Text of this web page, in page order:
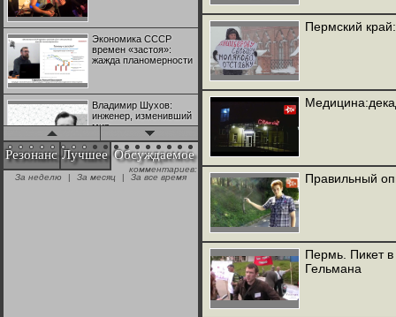
Экономика СССР
времен «застоя»:
жажда планомерности
Владимир Шухов:
инженер, изменивший
мир
"Аркадий Коц" на
эгалите-фесте "Не
Резонанс Лучшее Обсуждаемое
комментариев:
За неделю
| За месяц | За все время
Пермский
Правильный
Пермь. Пикет в
Гельмана